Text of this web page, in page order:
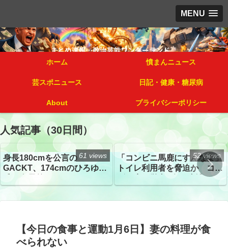
MENU
ホーム 憤まんニュース
芸スポニュース 日記・健康・糖尿病
About プライバシーポリシー
人気記事（30日間）
身長180cmを公言の
GACKT、174cmのひろゆき
トざわつき イベントでの写
真が話題
61 views
「コンビニ馬鹿にすんなよ」
トイレ利用者を脅迫か コン
52 views
【今日の食事と運動1月6日】妻の料理が食
べられない